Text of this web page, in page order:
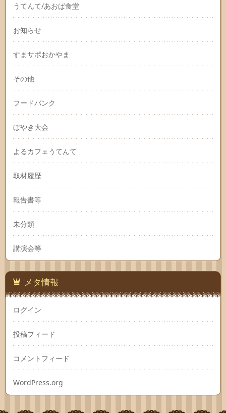
うてんて/あおば食堂
お知らせ
すまサポおかやま
その他
フードバンク
ぼやき大会
よるカフェうてんて
取材履歴
報告書等
未分類
講演会等
メタ情報
ログイン
投稿フィード
コメントフィード
WordPress.org